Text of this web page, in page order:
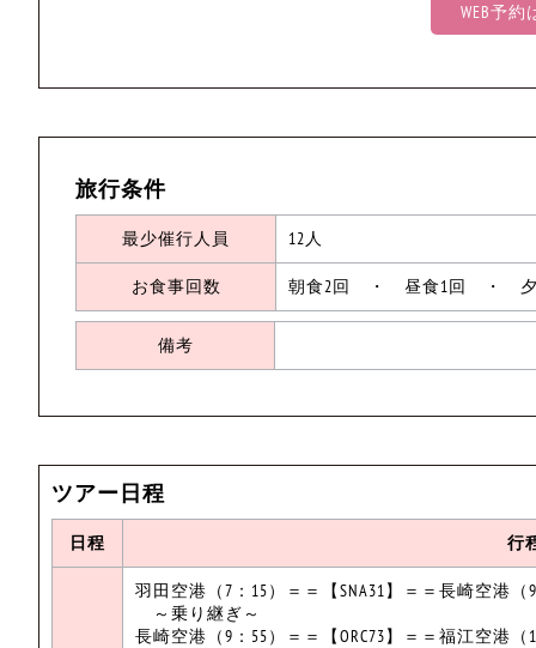
WEB予
旅行条件
最少催行人員 12人
お食事回数 朝食2回 ・ 昼食1回 ・ 夕
備考
ツアー日程
日程 行
羽田空港（7：15）＝＝【SNA31】＝＝長崎空港（
～乗り継ぎ～
長崎空港（9：55）＝＝【ORC73】＝＝福江空港（